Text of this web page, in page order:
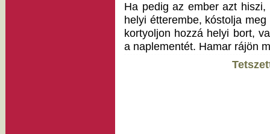
Ha pedig az ember azt
helyi étterembe, kóstolja
kortyoljon hozzá helyi bort,
a naplementét. Hamar rájön